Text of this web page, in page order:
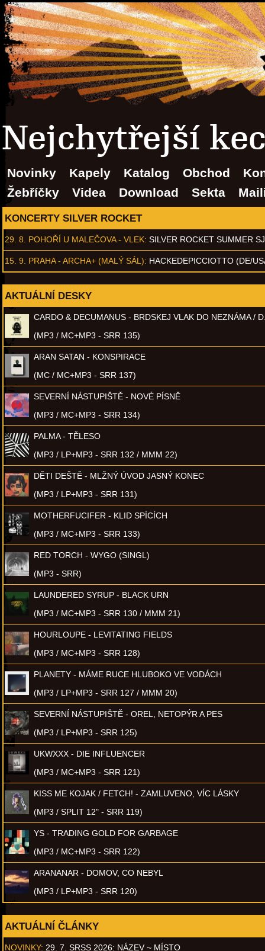
Nejchytřejší
Novinky Kapely Katalog Obchod
Žebříčky
Videa Download Sekta
KONCERTY SILVER ROCKET
29. 8. POHOŘÍ U MALEČOVA - VLEK: SILVER ROCKET SUMMER
15. 9. PRAHA - ARCHA+ (MALÝ SÁL): HACKEDEPICCIOTTO (DE/
AKTUÁLNÍ DESKY
CARDO & DECUMANUS - BRDSKEJ VLAK DO NEZNÁMA /
(MP3 / MC+MP3 - SRR 135)
ARAN SATAN - KONSPIRACE
(MC / MC+MP3 - SRR 137)
SEVERNÍ NÁSTUPIŠTĚ - NOVÉ PÍSNĚ
(MP3 / MC+MP3 - SRR 134)
PALMA - TĚLESO
(MP3 / LP+MP3 - SRR 132 / MMM 22)
DĚTI DEŠTĚ - MLŽNÝ ÚVOD JASNÝ KONEC
(MP3 / LP+MP3 - SRR 131)
MOTHERFUCIFER - KLID SPÍCÍCH
(MP3 / MC+MP3 - SRR 133)
RED TORCH - WYGO (SINGL)
(MP3 - SRR)
LAUNDERED SYRUP - BLACK URN
(MP3 / MC+MP3 - SRR 130 / MMM 21)
HOURLOUPE - LEVITATING FIELDS
(MP3 / MC+MP3 - SRR 128)
PLANETY - MÁME RUCE HLUBOKO VE VODÁCH
(MP3 / LP+MP3 - SRR 127 / MMM 20)
SEVERNÍ NÁSTUPIŠTĚ - OREL, NETOPÝR A PES
(MP3 / LP+MP3 - SRR 125)
UKWXXX - DIE INFLUENCER
(MP3 / MC+MP3 - SRR 121)
KISS ME KOJAK / FETCH! - ZAMLUVENO, VÍC LÁSKY
(MP3 / SPLIT 12" - SRR 119)
YS - TRADING GOLD FOR GARBAGE
(MP3 / MC+MP3 - SRR 122)
ARANANAR - DOMOV, CO NEBYL
(MP3 / LP+MP3 - SRR 120)
AKTUÁLNÍ ČLÁNKY
NOVINKY: 29. 7. SRSS 2026: NÁZEV ~ MÍSTO